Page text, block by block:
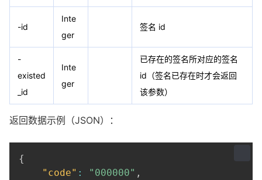
-id
Inte
ger
签名 id
-
existed
_id
Inte
ger
已存在的签名所对应的签名
id（签名已存在时才会返回
该参数）
返回数据示例（JSON）：
{
"code" : "000000" ,